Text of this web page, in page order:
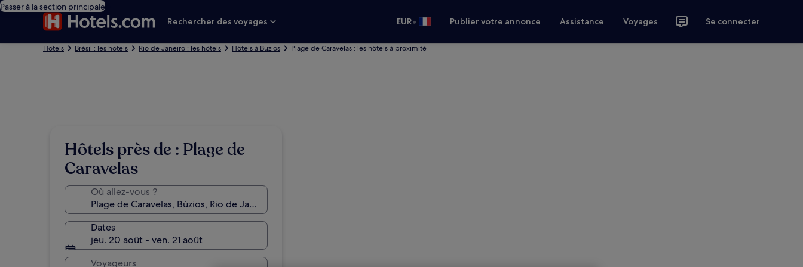
Passer à la section principale
Rechercher des voyages
EUR• Publier votre annonce Assistance Voyages Se connecter
Hôtels Brésil : les hôtels Rio de Janeiro : les hôtels Hôtels à Búzios Plage de Caravelas : les hôtels à proximité
Hôtels près de : Plage de
Caravelas
Où allez-vous ?
Dates
jeu. 20 août - ven. 21 août
Voyageurs